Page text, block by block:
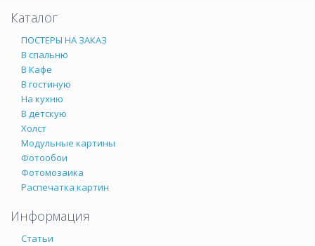
Каталог
ПОСТЕРЫ НА ЗАКАЗ
В спальню
В Кафе
В гостиную
На кухню
В детскую
Холст
Модульные картины
Фотообои
Фотомозаика
Распечатка картин
Информация
Статьи